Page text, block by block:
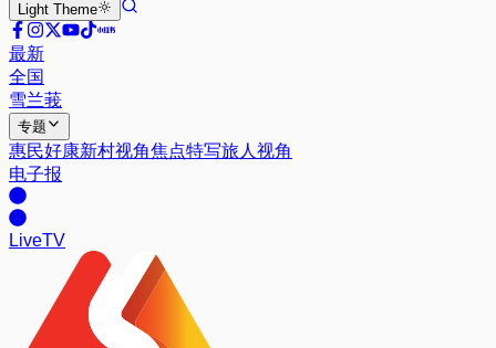
Light Theme
最新
全国
雪兰莪
专题
惠民好康新村视角焦点特写旅人视角
电子报
LiveTV